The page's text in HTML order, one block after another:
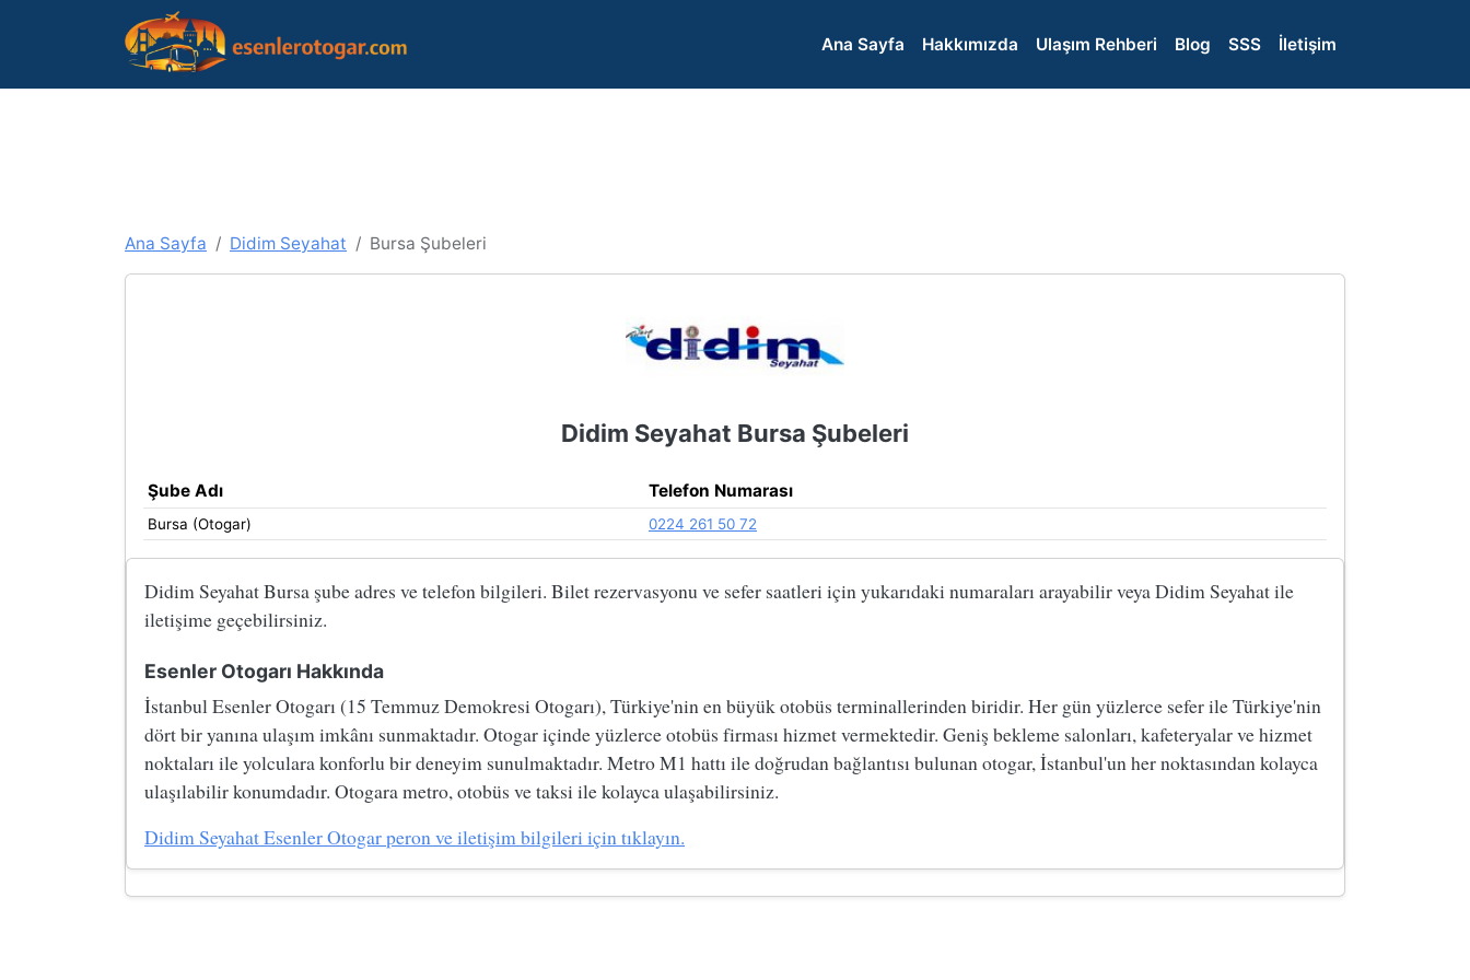
Ana Sayfa Hakkımızda Ulaşım Rehberi Blog SSS İletişim
Ana Sayfa Didim Seyahat Bursa Şubeleri
Didim Seyahat Bursa Şubeleri
Şube Adı Telefon Numarası
Bursa (Otogar) 0224 261 50 72
Didim Seyahat Bursa şube adres ve telefon bilgileri. Bilet rezervasyonu ve sefer saatleri için yukarıdaki numaraları arayabilir veya Didim Seyahat ile
iletişime geçebilirsiniz.
Esenler Otogarı Hakkında
İstanbul Esenler Otogarı (15 Temmuz Demokresi Otogarı), Türkiye'nin en büyük otobüs terminallerinden biridir. Her gün yüzlerce sefer ile Türkiye'nin
dört bir yanına ulaşım imkânı sunmaktadır. Otogar içinde yüzlerce otobüs firması hizmet vermektedir. Geniş bekleme salonları, kafeteryalar ve hizmet
noktaları ile yolculara konforlu bir deneyim sunulmaktadır. Metro M1 hattı ile doğrudan bağlantısı bulunan otogar, İstanbul'un her noktasından kolayca
ulaşılabilir konumdadır. Otogara metro, otobüs ve taksi ile kolayca ulaşabilirsiniz.
Didim Seyahat Esenler Otogar peron ve iletişim bilgileri için tıklayın.